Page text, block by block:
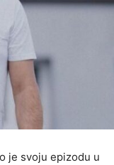
je svoju epizodu u